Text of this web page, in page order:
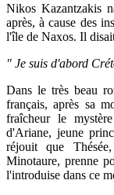
Nikos Kazantzakis
après, à cause des
l'île de Naxos. Il
" Je suis d'abord
Dans le très beau
français, après sa
fraîcheur le
d'Ariane, jeune
réjouit que
Minotaure, prenne
l'introduise dans ce